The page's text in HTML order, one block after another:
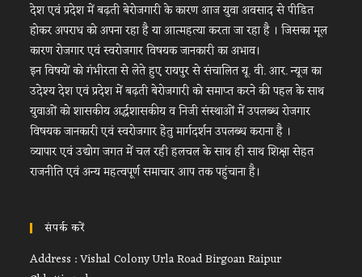
देश एवं प्रदेश में बढ़ती बेरोजगारी के कारण आज युवा अवसाद से पीडित
होकर अपराध को अपना रहा है या आत्महत्या करता जा रहा है । जिसका मूल
कारण रोजगार एवं स्वरोजगार विषयक जानकारी का अभाव।
इन विषयों को गंभीरता से लेते हुए रायपुर से संचालित यू. वी. आर. न्यूज का
उदेश्य देश एवं प्रदेश में बढ़ती बेरोजगारी को समाप्त करने की पहल के साथ
युवाओं को शासकीय अर्द्धशासकीय व निजी संस्थाओं में उपलब्ध रोजगार
विषयक जानकारी एवं स्वरोजगार हेतु मार्गदर्शन उपलब्ध कराना है ।
व्यापार एवं उद्योग जगत में चल रही हलचल के साथ ही साथ शिक्षा सेहत
राजनीति एवं अन्य महत्वपूर्ण समाचार आप तक पहुंचाना है।
संपर्क करें
Address : Vishal Colony Urla Road Birgoan Raipur